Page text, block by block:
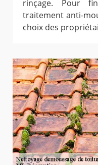
rinçage. Pour
traitement anti-
choix des